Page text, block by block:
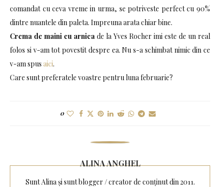
comandat cu ceva vreme in urma, se potriveste perfect cu 90%
dintre nuantele din paleta. Impreuna arata chiar bine.
Crema de maini cu arnica de la Yves Rocher imi este de un real
folos si v-am tot povestit despre ea. Nu s-a schimbat nimic din ce
v-am spus aici.
Care sunt preferatele voastre pentru luna februarie?
0
ALINA ANGHEL
Sunt Alina și sunt blogger / creator de conținut din 2011.